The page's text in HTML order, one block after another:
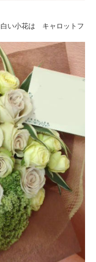
白い小花は キャロットフ